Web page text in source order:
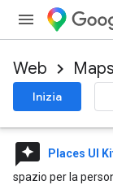
Web
Inizia
reviews Places UI
spazio per la